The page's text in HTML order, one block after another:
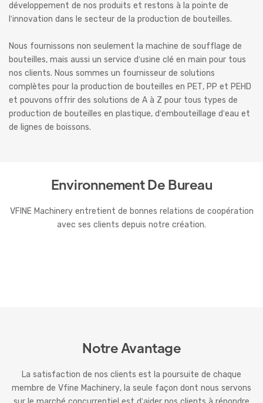
développement de nos produits et restons à la pointe de
l'innovation dans le secteur de la production de bouteilles.
Nous fournissons non seulement la machine de soufflage de
bouteilles, mais aussi un service d'usine clé en main pour tous
nos clients. Nous sommes un fournisseur de solutions
complètes pour la production de bouteilles en PET, PP et PEHD
et pouvons offrir des solutions de A à Z pour tous types de
production de bouteilles en plastique, d'embouteillage d'eau et
de lignes de boissons.
Environnement De Bureau
VFINE Machinery entretient de bonnes relations de coopération
avec ses clients depuis notre création.
Notre Avantage
La satisfaction de nos clients est la poursuite de chaque
membre de Vfine Machinery, la seule façon dont nous servons